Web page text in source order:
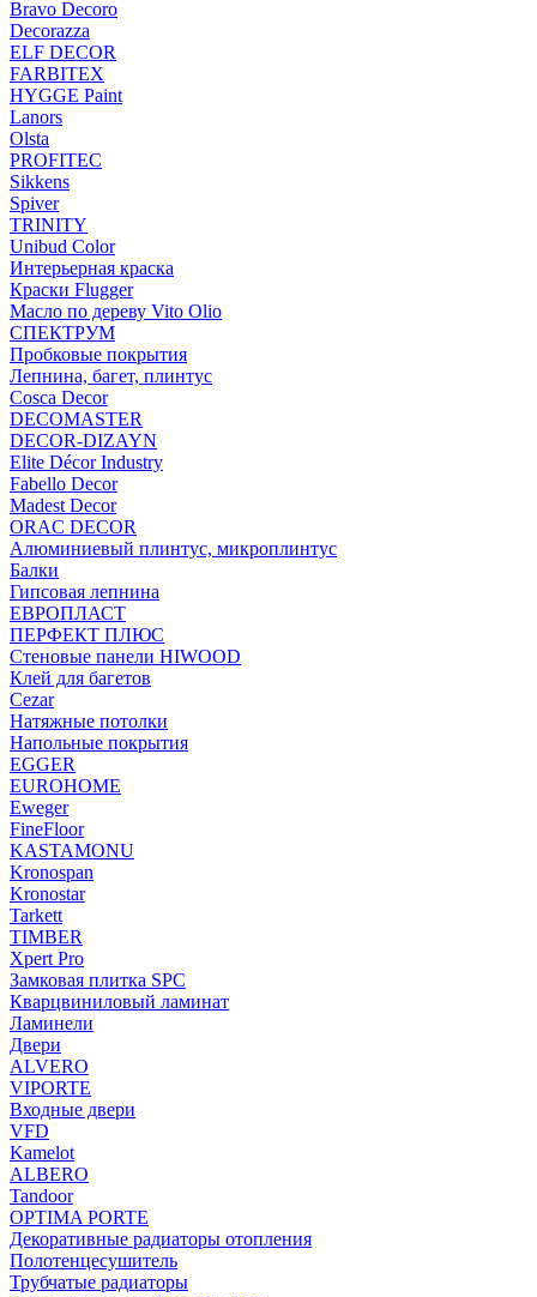
Bravo Decoro
Decorazza
ELF DECOR
FARBITEX
HYGGE Paint
Lanors
Olsta
PROFITEC
Sikkens
Spiver
TRINITY
Unibud Color
Интерьерная краска
Краски Flugger
Масло по дереву Vito Olio
СПЕКТРУМ
Пробковые покрытия
Лепнина, багет, плинтус
Cosca Decor
DECOMASTER
DECOR-DIZAYN
Elite Décor Industry
Fabello Decor
Madest Decor
ORAC DECOR
Алюминиевый плинтус, микроплинтус
Балки
Гипсовая лепнина
ЕВРОПЛАСТ
ПЕРФЕКТ ПЛЮС
Стеновые панели HIWOOD
Клей для багетов
Cezar
Натяжные потолки
Напольные покрытия
EGGER
EUROHOME
Eweger
FineFloor
KASTAMONU
Kronospan
Kronostar
Tarkett
TIMBER
Xpert Pro
Замковая плитка SPC
Кварцвиниловый ламинат
Ламинели
Двери
ALVERO
VIPORTE
Входные двери
VFD
Kamelot
ALBERO
Tandoor
OPTIMA PORTE
Декоративные радиаторы отопления
Полотенцесушитель
Трубчатые радиаторы